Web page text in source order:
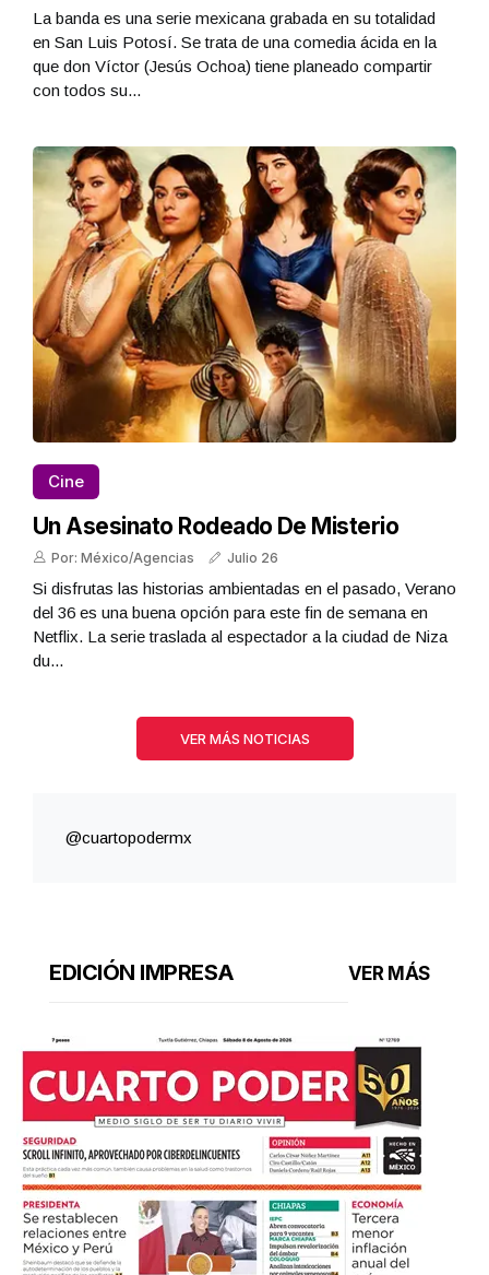
La banda es una serie mexicana grabada en su totalidad
en San Luis Potosí. Se trata de una comedia ácida en la
que don Víctor (Jesús Ochoa) tiene planeado compartir
con todos su...
Cine
Un Asesinato Rodeado De Misterio
Por: México/Agencias Julio 26
Si disfrutas las historias ambientadas en el pasado, Verano
del 36 es una buena opción para este fin de semana en
Netflix. La serie traslada al espectador a la ciudad de Niza
du...
VER MÁS NOTICIAS
@cuartopodermx
EDICIÓN IMPRESA VER MÁS